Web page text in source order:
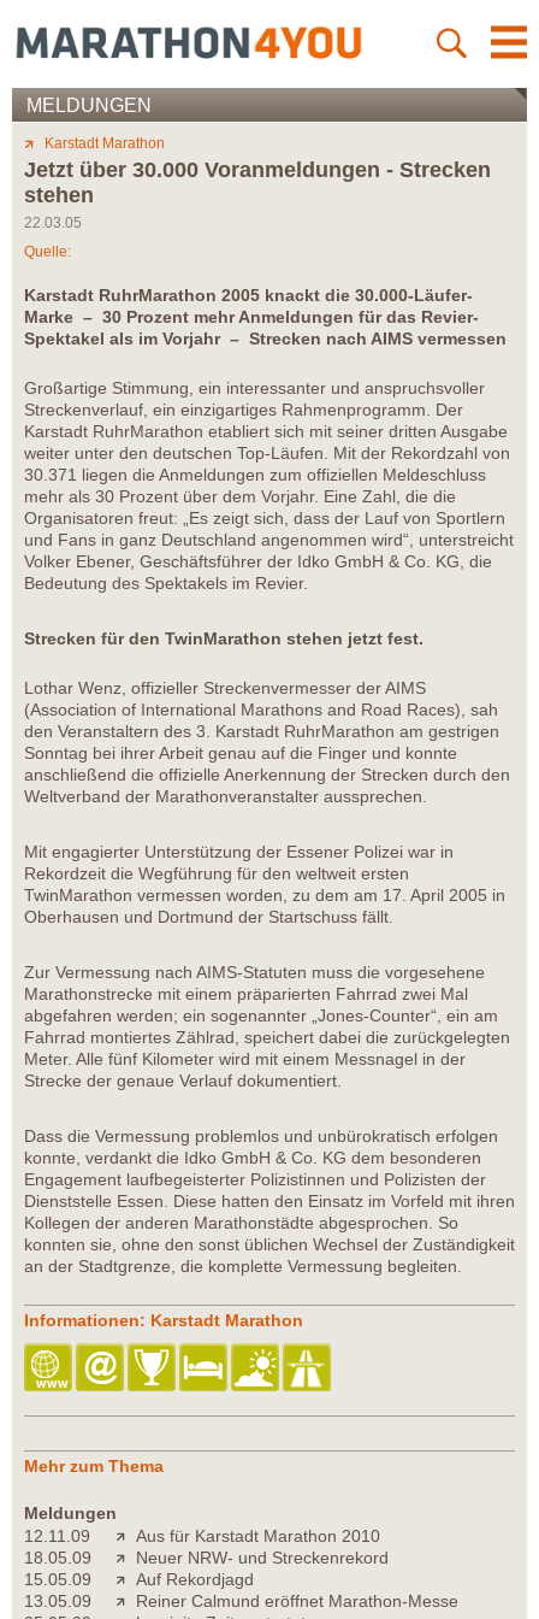
MELDUNGEN
Karstadt Marathon
Jetzt über 30.000 Voranmeldungen - Strecken
stehen
22.03.05
Quelle:
Karstadt RuhrMarathon 2005 knackt die 30.000-Läufer-
Marke – 30 Prozent mehr Anmeldungen für das Revier-
Spektakel als im Vorjahr – Strecken nach AIMS vermessen
Großartige Stimmung, ein interessanter und anspruchsvoller
Streckenverlauf, ein einzigartiges Rahmenprogramm. Der
Karstadt RuhrMarathon etabliert sich mit seiner dritten Ausgabe
weiter unter den deutschen Top-Läufen. Mit der Rekordzahl von
30.371 liegen die Anmeldungen zum offiziellen Meldeschluss
mehr als 30 Prozent über dem Vorjahr. Eine Zahl, die die
Organisatoren freut: „Es zeigt sich, dass der Lauf von Sportlern
und Fans in ganz Deutschland angenommen wird“, unterstreicht
Volker Ebener, Geschäftsführer der Idko GmbH & Co. KG, die
Bedeutung des Spektakels im Revier.
Strecken für den TwinMarathon stehen jetzt fest.
Lothar Wenz, offizieller Streckenvermesser der AIMS
(Association of International Marathons and Road Races), sah
den Veranstaltern des 3. Karstadt RuhrMarathon am gestrigen
Sonntag bei ihrer Arbeit genau auf die Finger und konnte
anschließend die offizielle Anerkennung der Strecken durch den
Weltverband der Marathonveranstalter aussprechen.
Mit engagierter Unterstützung der Essener Polizei war in
Rekordzeit die Wegführung für den weltweit ersten
TwinMarathon vermessen worden, zu dem am 17. April 2005 in
Oberhausen und Dortmund der Startschuss fällt.
Zur Vermessung nach AIMS-Statuten muss die vorgesehene
Marathonstrecke mit einem präparierten Fahrrad zwei Mal
abgefahren werden; ein sogenannter „Jones-Counter“, ein am
Fahrrad montiertes Zählrad, speichert dabei die zurückgelegten
Meter. Alle fünf Kilometer wird mit einem Messnagel in der
Strecke der genaue Verlauf dokumentiert.
Dass die Vermessung problemlos und unbürokratisch erfolgen
konnte, verdankt die Idko GmbH & Co. KG dem besonderen
Engagement laufbegeisterter Polizistinnen und Polizisten der
Dienststelle Essen. Diese hatten den Einsatz im Vorfeld mit ihren
Kollegen der anderen Marathonstädte abgesprochen. So
konnten sie, ohne den sonst üblichen Wechsel der Zuständigkeit
an der Stadtgrenze, die komplette Vermessung begleiten.
Informationen: Karstadt Marathon
Mehr zum Thema
Meldungen
12.11.09
Aus für Karstadt Marathon 2010
18.05.09
Neuer NRW- und Streckenrekord
15.05.09
Auf Rekordjagd
13.05.09
Reiner Calmund eröffnet Marathon-Messe